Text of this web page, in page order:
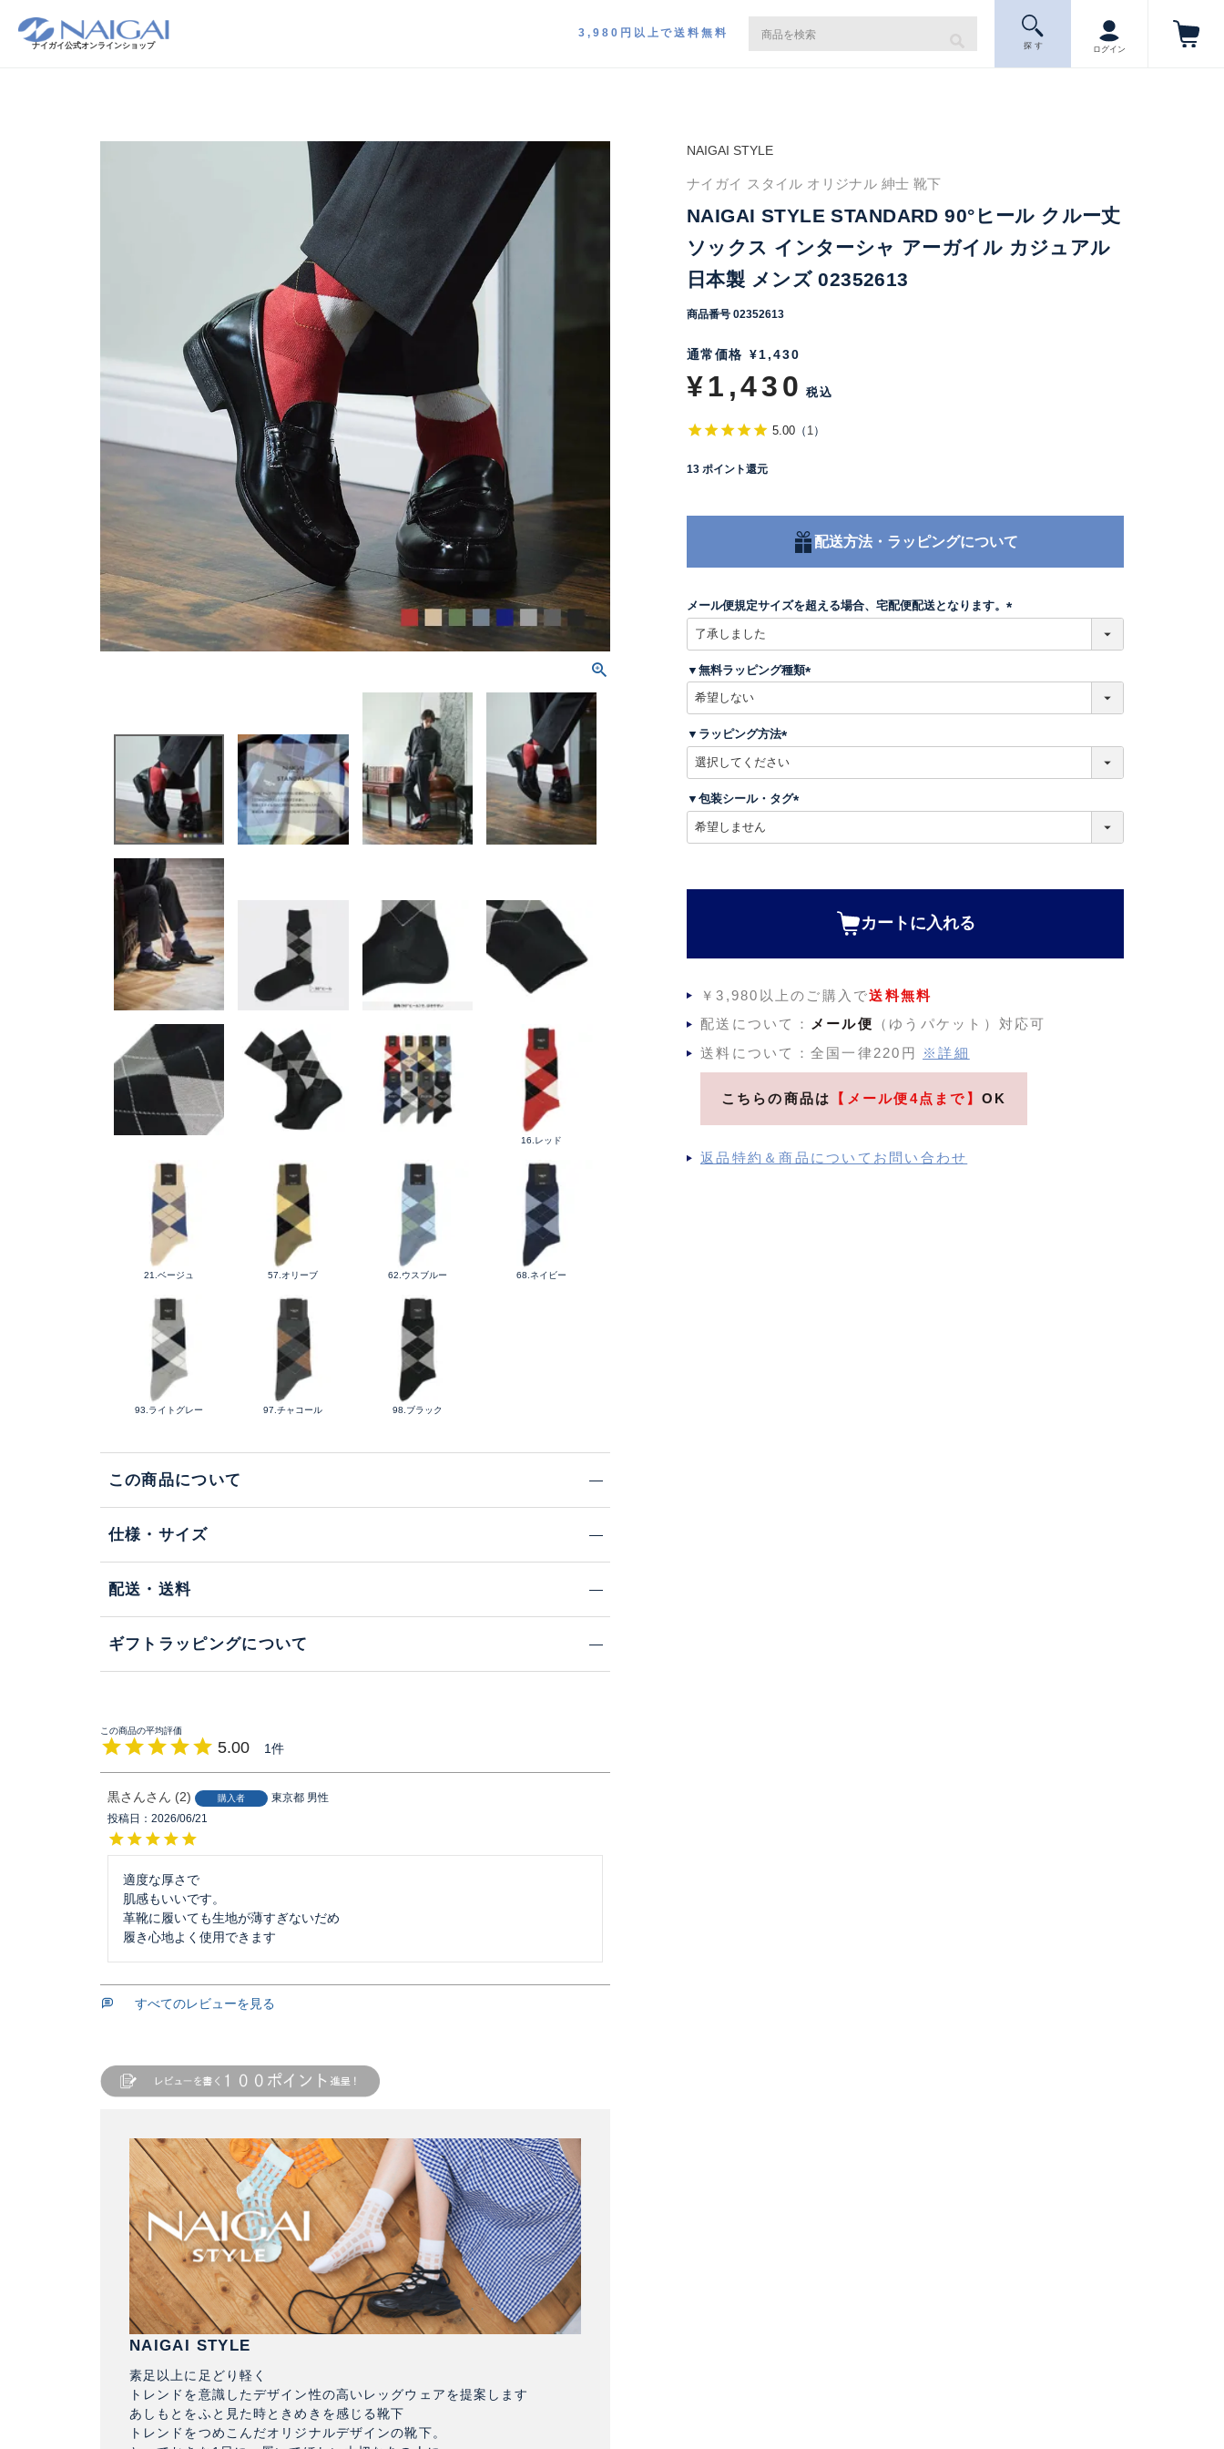
ナイガイ公式オンラインショップ
3,980円以上で送料無料
探 す ログイン
16.レッド
21.ベージュ 57.オリーブ 62.ウスブルー 68.ネイビー
93.ライトグレー 97.チャコール 98.ブラック
この商品について
仕様・サイズ
配送・送料
ギフトラッピングについて
5.00 1
黒さん 2 購入者 東京都 男性
投稿日
2026/06/21
適度な厚さで
肌感もいいです。
革靴に履いても生地が薄すぎないだめ
履き心地よく使用できます
すべてのレビューを見る
NAIGAI STYLE
素足以上に足どり軽く
トレンドを意識したデザイン性の高いレッグウェアを提案します
あしもとをふと見た時ときめきを感じる靴下
トレンドをつめこんだオリジナルデザインの靴下。
NAIGAI STYLE
ナイガイ スタイル オリジナル 紳士 靴下
NAIGAI STYLE STANDARD 90°ヒール クルー丈
ソックス インターシャ アーガイル カジュアル
日本製 メンズ 02352613
商品番号 02352613
通常価格 ¥1,430
¥1,430 税込
5.00 （ 1）
13 ポイント還元
配送方法・ラッピングについて
メール便規定サイズを超える場合、宅配便配送となります。
)
▼無料ラッピング種類
)
▼ラッピング方法
須
)
▼包装シール・タグ
カートに入れる
￥3,980以上のご購入で送料無料
配送について： メール便
（ゆうパケット）対応可
送料について：全国一律220円
※詳細
こちらの商品は 【メール便4点まで】 OK
返品特約＆商品についてお問い合わせ